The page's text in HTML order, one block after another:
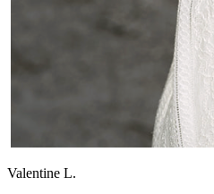
Valentine L.